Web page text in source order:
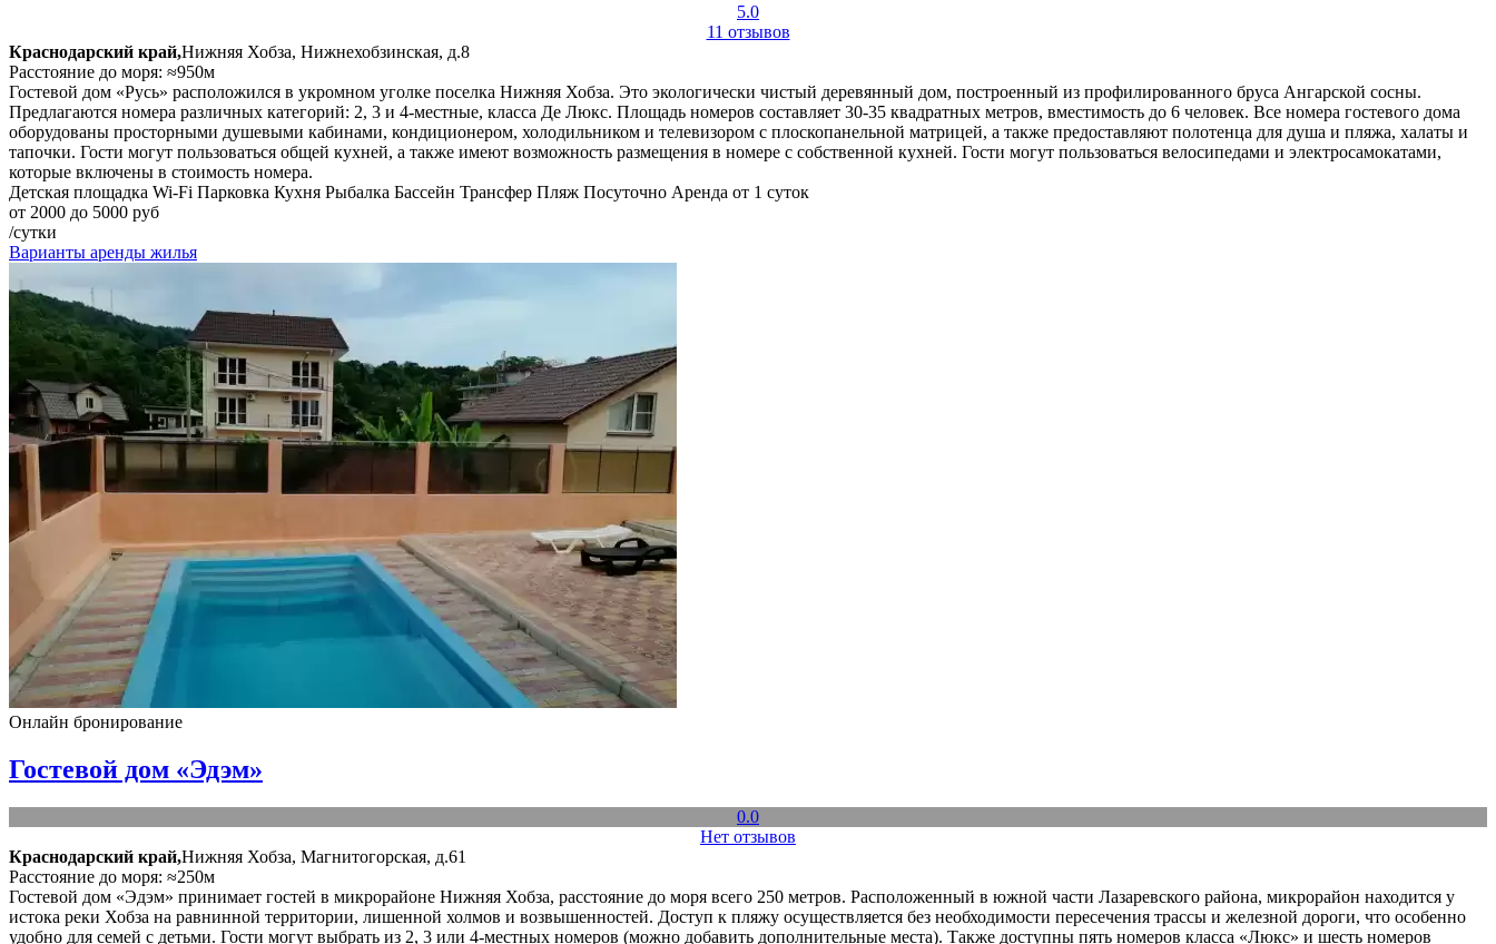
5.0
11 отзывов
Краснодарский край,Нижняя Хобза, Нижнехобзинская, д.8
Расстояние до моря: ≈950м
Гостевой дом «Русь» расположился в укромном уголке поселка Нижняя Хобза. Это экологически чистый деревянный дом, построенный из профилированного бруса Ангарской сосны.
Предлагаются номера различных категорий: 2, 3 и 4-местные, класса Де Люкс. Площадь номеров составляет 30-35 квадратных метров, вместимость до 6 человек. Все номера гостевого дома
оборудованы просторными душевыми кабинами, кондиционером, холодильником и телевизором с плоскопанельной матрицей, а также предоставляют полотенца для душа и пляжа, халаты и
тапочки. Гости могут пользоваться общей кухней, а также имеют возможность размещения в номере с собственной кухней. Гости могут пользоваться велосипедами и электросамокатами,
которые включены в стоимость номера.
Детская площадка Wi-Fi Парковка Кухня Рыбалка Бассейн Трансфер Пляж Посуточно Аренда от 1 суток
от 2000 до 5000 руб
/сутки
Варианты аренды жилья
Онлайн бронирование
Гостевой дом «Эдэм»
0.0
Нет отзывов
Краснодарский край,Нижняя Хобза, Магнитогорская, д.61
Расстояние до моря: ≈250м
Гостевой дом «Эдэм» принимает гостей в микрорайоне Нижняя Хобза, расстояние до моря всего 250 метров. Расположенный в южной части Лазаревского района, микрорайон находится у
истока реки Хобза на равнинной территории, лишенной холмов и возвышенностей. Доступ к пляжу осуществляется без необходимости пересечения трассы и железной дороги, что особенно
удобно для семей с детьми. Гости могут выбрать из 2, 3 или 4-местных номеров (можно добавить дополнительные места). Также доступны пять номеров класса «Люкс» и шесть номеров